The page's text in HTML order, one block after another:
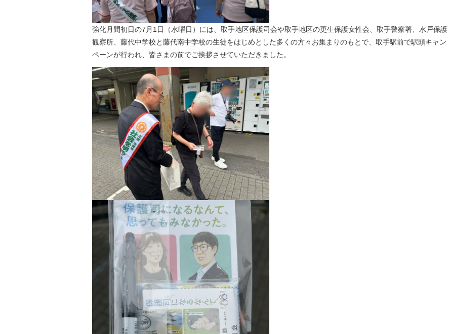
強化月間初日の7月1日（水曜日）には、取手地区保護司会や取手地区の更生保護女性会、取手警察署、水戸保護
観察所、藤代中学校と藤代南中学校の生徒をはじめとした多くの方々お集まりのもとで、取手駅前で駅頭キャン
ペーンが行われ、皆さまの前でご挨拶させていただきました。